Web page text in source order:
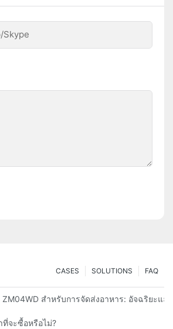
skype
FAQ
SOLUTIONS
CASES
ZM04WD สำหรับการจัดส่งอาหาร: อัจฉริยะแล
ที่จะซื้อหรือไม่?